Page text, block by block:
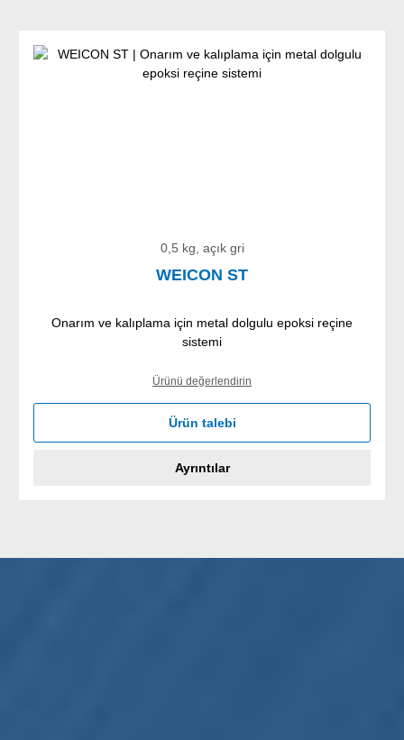
0,5 kg, açık gri
WEICON ST
Onarım ve kalıplama için metal dolgulu epoksi reçine
sistemi
Ürünü değerlendirin
Ürün talebi
Ayrıntılar